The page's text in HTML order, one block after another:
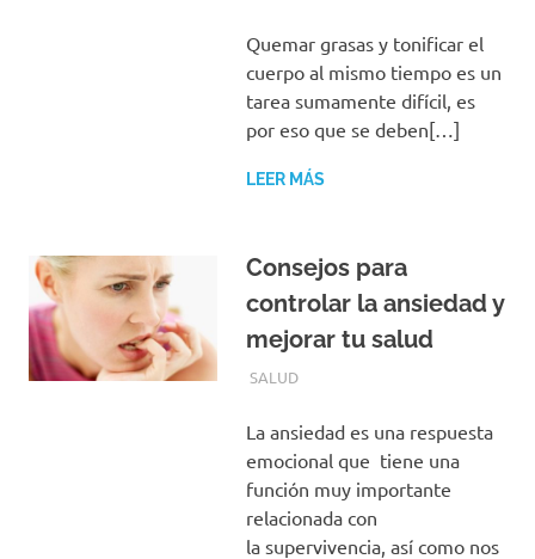
Quemar grasas y tonificar el
cuerpo al mismo tiempo es un
tarea sumamente difícil, es
por eso que se deben[…]
LEER MÁS
Consejos para
controlar la ansiedad y
mejorar tu salud
NOVIEMBRE 29, 2016
EQUIPO DE REDACCIÓN
SALUD
La ansiedad es una respuesta
emocional que tiene una
función muy importante
relacionada con
la supervivencia, así como nos